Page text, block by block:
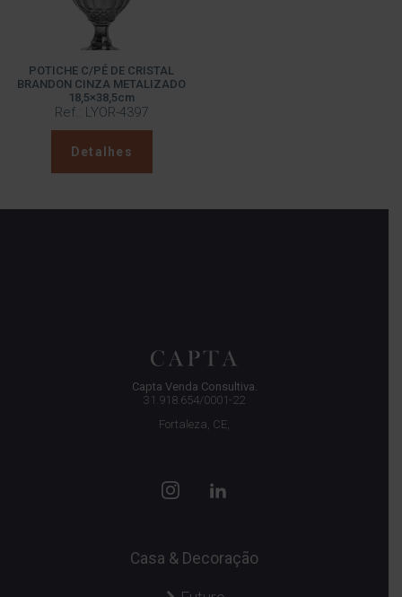
POTICHE C/PÉ DE CRISTAL
BRANDON CINZA METALIZADO
18,5×38,5cm
Ref.: LYOR-4397
Detalhes
Capta Venda Consultiva.
31.918.654/0001-22
Fortaleza, CE,
Casa & Decoração